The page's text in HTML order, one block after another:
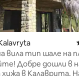
5, 146 отзива
вила тип шале на
в нашата
хижа в Калаврита.